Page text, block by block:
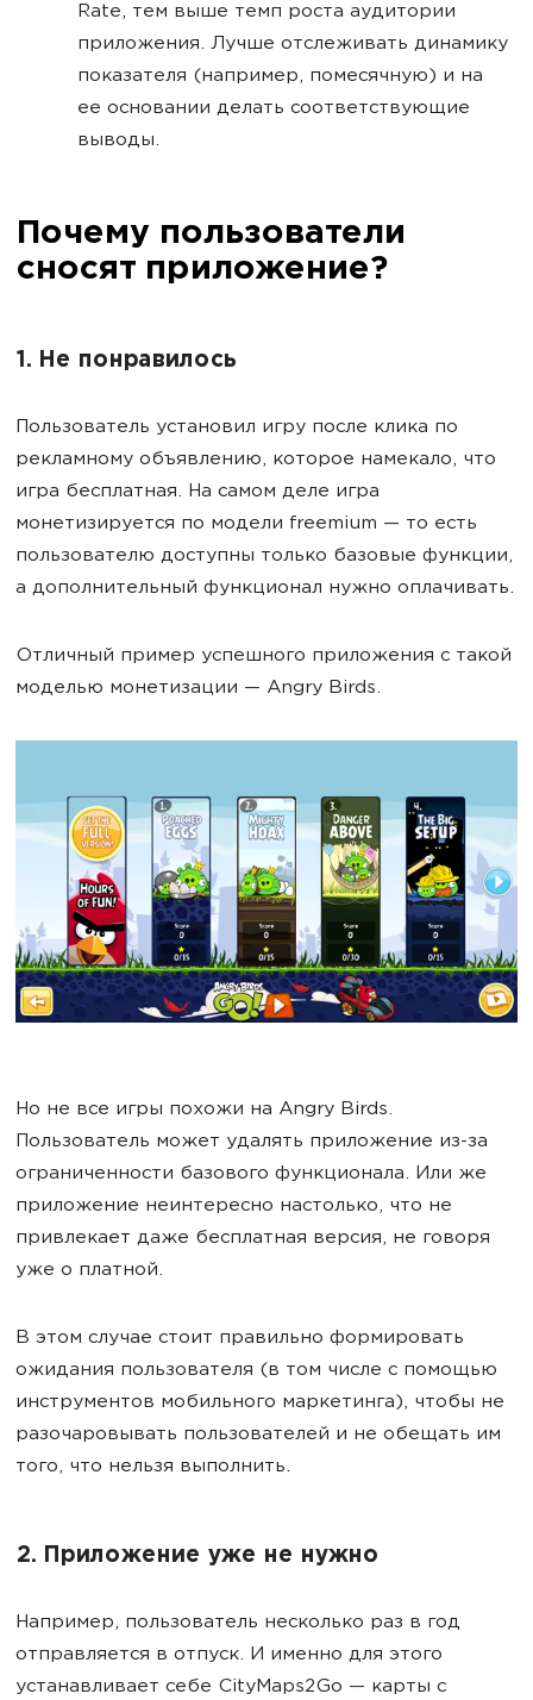
Rate, тем выше темп роста аудитории
приложения. Лучше отслеживать динамику
показателя (например, помесячную) и на
ее основании делать соответствующие
выводы.
Почему пользователи
сносят приложение?
1. Не понравилось
Пользователь установил игру после клика по
рекламному объявлению, которое намекало, что
игра бесплатная. На самом деле игра
монетизируется по модели freemium — то есть
пользователю доступны только базовые функции,
а дополнительный функционал нужно оплачивать.
Отличный пример успешного приложения с такой
моделью монетизации — Angry Birds.
Но не все игры похожи на Angry Birds.
Пользователь может удалять приложение из-за
ограниченности базового функционала. Или же
приложение неинтересно настолько, что не
привлекает даже бесплатная версия, не говоря
уже о платной.
В этом случае стоит правильно формировать
ожидания пользователя (в том числе с помощью
инструментов мобильного маркетинга), чтобы не
разочаровывать пользователей и не обещать им
того, что нельзя выполнить.
2. Приложение уже не нужно
Например, пользователь несколько раз в год
отправляется в отпуск. И именно для этого
устанавливает себе CityMaps2Go — карты с